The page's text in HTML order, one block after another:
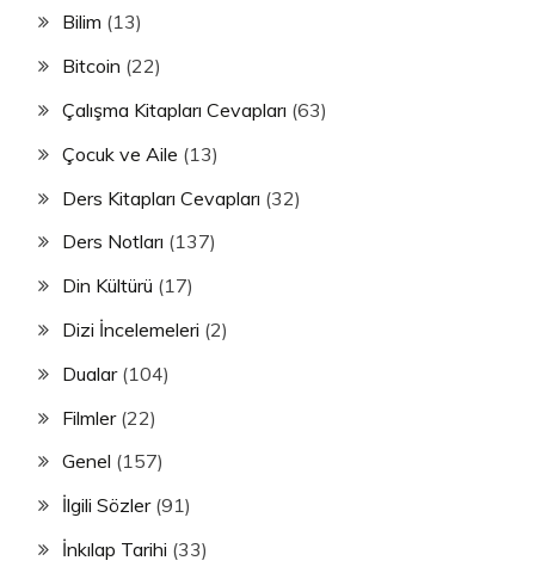
Bilim (13)
Bitcoin (22)
Çalışma Kitapları Cevapları (63)
Çocuk ve Aile (13)
Ders Kitapları Cevapları (32)
Ders Notları (137)
Din Kültürü (17)
Dizi İncelemeleri (2)
Dualar(104)
Filmler(22)
Genel (157)
İlgili Sözler(91)
İnkılap Tarihi (33)